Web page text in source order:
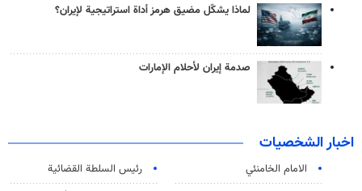
لماذا يشكّل مضيق هرمز أداة استراتيجية لإيران؟
صدمة إيران لأحلام الإمارات
اخبار الشخصيات
الامام الخامنئي
رئیس السلطة القضائیة